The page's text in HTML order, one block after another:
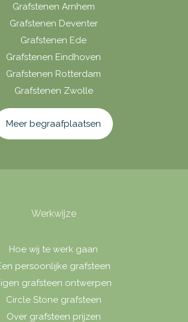
Grafstenen Arnhem
Grafstenen Deventer
Grafstenen Ede
Grafstenen Eindhoven
Grafstenen Rotterdam
Grafstenen Zwolle
Meer begraafplaatsen
Werkwijze
Hoe wij te werk gaan
persoonlijke grafsteen
grafsteen ontwerpen
Circle Stone grafsteen
Over grafsteen prijzen